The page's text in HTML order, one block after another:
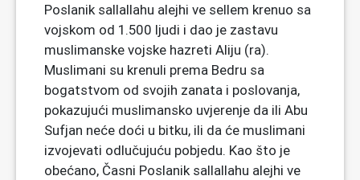
Poslanik sallallahu alejhi ve sellem krenuo sa
vojskom od 1.500 ljudi i dao je zastavu
muslimanske vojske hazreti Aliju (ra).
Muslimani su krenuli prema Bedru sa
bogatstvom od svojih zanata i poslovanja,
pokazujući muslimansko uvjerenje da ili Abu
Sufjan neće doći u bitku, ili da će muslimani
izvojevati odlučujuću pobjedu. Kao što je
obećano, Časni Poslanik sallallahu alejhi ve